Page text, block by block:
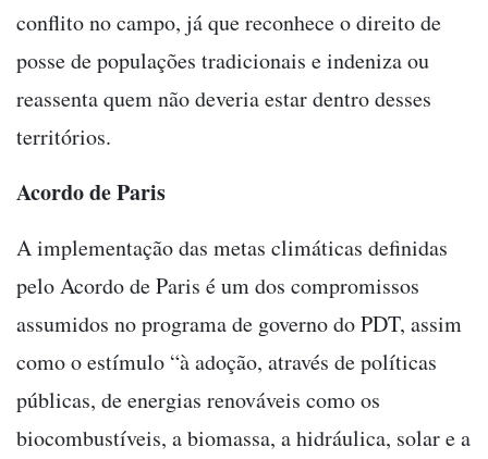
conflito no campo, já que reconhece o direito de
posse de populações tradicionais e indeniza ou
reassenta quem não deveria estar dentro desses
territórios.
Acordo de Paris
A implementação das metas climáticas definidas
pelo Acordo de Paris é um dos compromissos
assumidos no programa de governo do PDT, assim
como o estímulo “à adoção, através de políticas
públicas, de energias renováveis como os
biocombustíveis, a biomassa, a hidráulica, solar e a